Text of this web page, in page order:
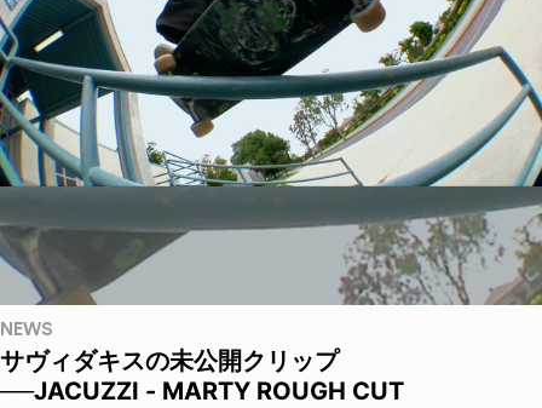
NEWS
サヴィダキスの未公開クリップ
──JACUZZI - MARTY ROUGH CUT